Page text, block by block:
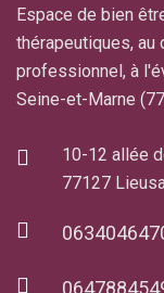
Espace de bien
thérapeutiques,
professionnel, à
Seine-et-Marne
10-12 allée
77127